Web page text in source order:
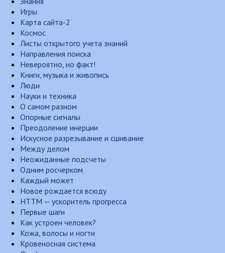
Игры
Карта сайта-2
Космос
Листы открытого учета знаний
Направления поиска
Невероятно, но факт!
Книги, музыка и живопись
Люди
Науки и техника
О самом разном
Опорные сигналы
Преодоление инерции
Искусное разрезывание и сшивание
Между делом
Неожиданные подсчеты
Одним росчерком
Каждый может
Новое рождается всюду
НТТМ — ускоритель прогресса
Первые шаги
Как устроен человек?
Кожа, волосы и ногти
Кровеносная система